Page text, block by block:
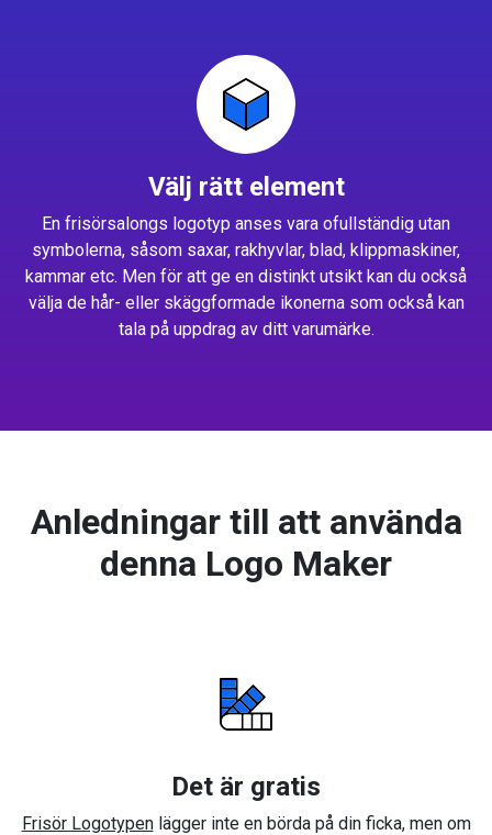
Välj rätt element
En frisörsalongs logotyp anses vara ofullständig utan
symbolerna, såsom saxar, rakhyvlar, blad, klippmaskiner,
kammar etc. Men för att ge en distinkt utsikt kan du också
välja de hår- eller skäggformade ikonerna som också kan
tala på uppdrag av ditt varumärke.
Anledningar till att använda
denna Logo Maker
Det är gratis
Frisör Logotypenlägger inte en börda på din ficka, men om